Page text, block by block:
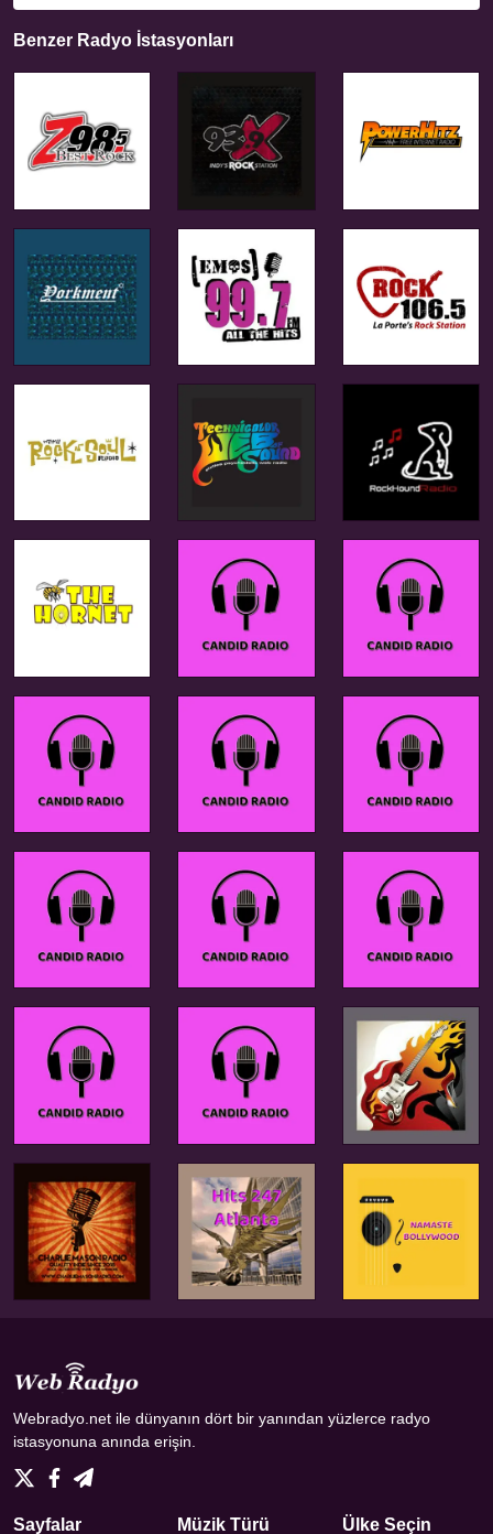
Benzer Radyo İstasyonları
Webradyo.net ile dünyanın dört bir yanından yüzlerce radyo
istasyonuna anında erişin.
Sayfalar Müzik Türü Ülke Seçin